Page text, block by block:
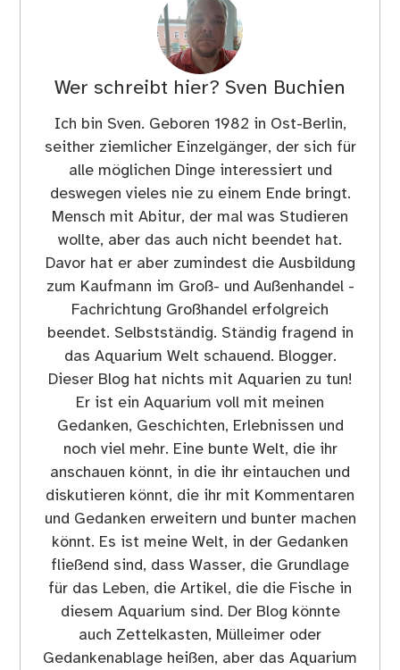
Wer schreibt hier? Sven Buchien
Ich bin Sven. Geboren 1982 in Ost-Berlin,
seither ziemlicher Einzelgänger, der sich für
alle möglichen Dinge interessiert und
deswegen vieles nie zu einem Ende bringt.
Mensch mit Abitur, der mal was Studieren
wollte, aber das auch nicht beendet hat.
Davor hat er aber zumindest die Ausbildung
zum Kaufmann im Groß- und Außenhandel -
Fachrichtung Großhandel erfolgreich
beendet. Selbstständig. Ständig fragend in
das Aquarium Welt schauend. Blogger.
Dieser Blog hat nichts mit Aquarien zu tun!
Er ist ein Aquarium voll mit meinen
Gedanken, Geschichten, Erlebnissen und
noch viel mehr. Eine bunte Welt, die ihr
anschauen könnt, in die ihr eintauchen und
diskutieren könnt, die ihr mit Kommentaren
und Gedanken erweitern und bunter machen
könnt. Es ist meine Welt, in der Gedanken
fließend sind, dass Wasser, die Grundlage
für das Leben, die Artikel, die die Fische in
diesem Aquarium sind. Der Blog könnte
auch Zettelkasten, Mülleimer oder
Gedankenablage heißen, aber das Aquarium